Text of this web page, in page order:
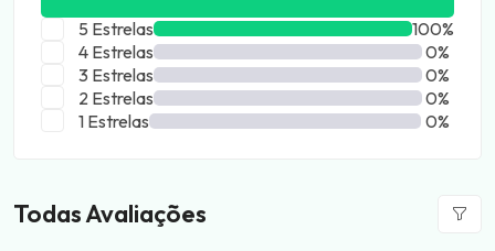
5 Estrelas
100%
4 Estrelas
0%
3 Estrelas
0%
2 Estrelas
0%
1 Estrelas
0%
Todas Avaliações